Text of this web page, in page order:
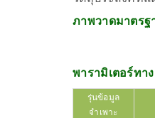
ภาพวาดมาตรฐ
พารามิเตอร์ทา
รุ่นข้อมูล
จำเพาะ